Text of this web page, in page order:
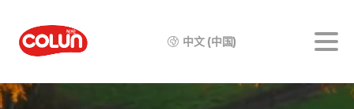
中文 (中国)